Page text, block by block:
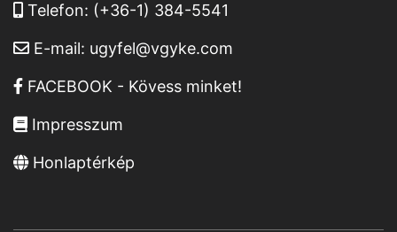
Telefon: (+36-1) 384-5541
E-mail: ugyfel@vgyke.com
FACEBOOK - Kövess minket!
Impresszum
Honlaptérkép